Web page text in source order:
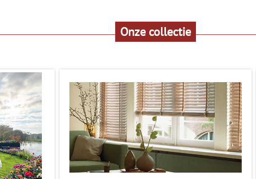
Onze collectie